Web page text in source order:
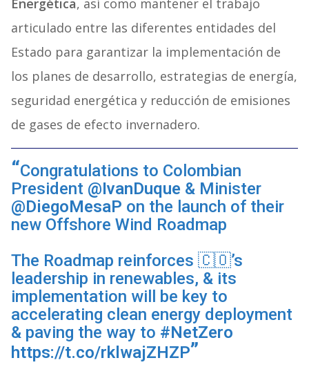
Energética, así como mantener el trabajo
articulado entre las diferentes entidades del
Estado para garantizar la implementación de
los planes de desarrollo, estrategias de energía,
seguridad energética y reducción de emisiones
de gases de efecto invernadero.
Congratulations to Colombian
President @IvanDuque & Minister
@DiegoMesaP on the launch of their
new Offshore Wind Roadmap
The Roadmap reinforces 🇨🇴’s
leadership in renewables, & its
implementation will be key to
accelerating clean energy deployment
& paving the way to #NetZero
https://t.co/rklwajZHZP